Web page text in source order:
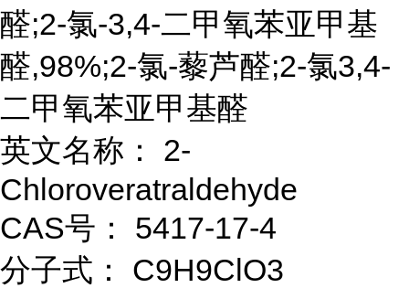
醛;2-氯-3,4-二甲氧苯亚甲基
醛,98%;2-氯-藜芦醛;2-氯3,4-
二甲氧苯亚甲基醛
英文名称： 2-
Chloroveratraldehyde
CAS号： 5417-17-4
分子式： C9H9ClO3